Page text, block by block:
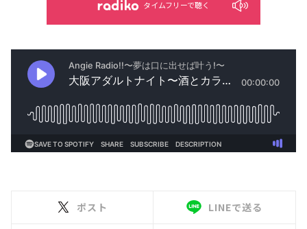
タイムフリーで聴く
ポスト LINEで送る